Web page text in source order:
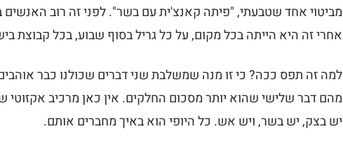
מביטוי אחד שטבעתי, "פיתה קאנצ'ית עם בשר". לפני זה רוב
אחרי זה היא הייתה בכל מקום, על כל גריל בסוף שבוע, בכל קבוצת
למה זה תפס ככה? כי זו מנה שמשלבת שני דברים שכולנו כבר
מהם דבר שלישי שהוא יותר מסכום החלקים. אין כאן מרכיב
יש בצק, יש בשר, ויש אש. כל היופי הוא באיך מחברים אותם.